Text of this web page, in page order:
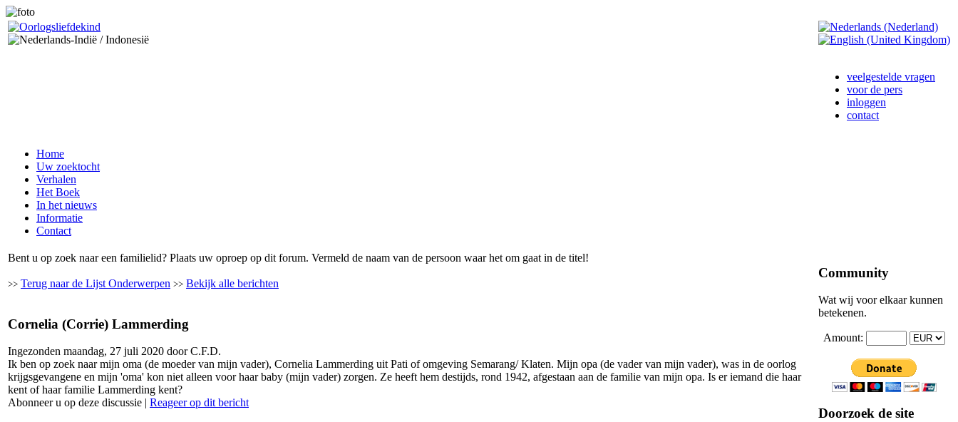
veelgestelde vragen
voor de pers
inloggen
contact
Home
Uw zoektocht
Verhalen
Het Boek
In het nieuws
Informatie
Contact
Bent u op zoek naar een familielid? Plaats uw oproep op dit forum. Vermeld de naam van de persoon waar het om gaat in de titel!
>> Terug naar de Lijst Onderwerpen >> Bekijk alle berichten
Cornelia (Corrie) Lammerding
Ingezonden maandag, 27 juli 2020 door C.F.D.
Ik ben op zoek naar mijn oma (de moeder van mijn vader), Cornelia Lammerding uit Pati of omgeving Semarang/ Klaten. Mijn opa (de vader van mijn vader), was in de oorlog
krijgsgevangene en mijn 'oma' kon niet alleen voor haar baby (mijn vader) zorgen. Ze heeft hem destijds, rond 1942, afgestaan aan de familie van mijn opa. Is er iemand die haar
kent of haar familie Lammerding kent?
Abonneer u op deze discussie | Reageer op dit bericht
Community
Wat wij voor elkaar kunnen
betekenen.
Amount:
Doorzoek de site